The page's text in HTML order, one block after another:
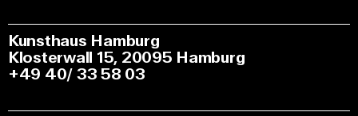
Kunsthaus Hamburg
Klosterwall 15, 20095 Hamburg
+49 40/ 33 58 03